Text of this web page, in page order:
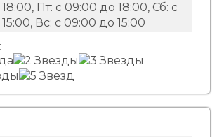
Пт: с 09:00 до 18:00, Сб: с
Вс: с 09:00 до 15:00